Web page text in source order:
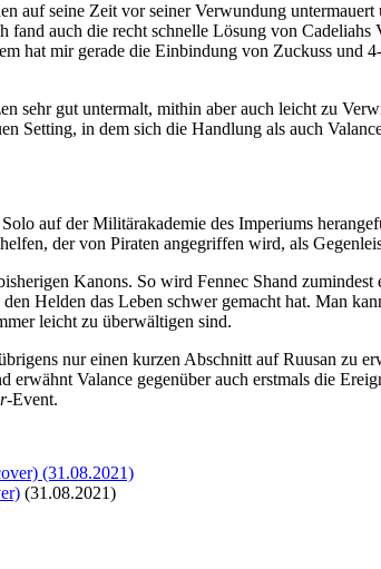
auf seine Zeit vor seiner Verwundung
auch die recht schnelle Lösung von
hat mir gerade die Einbindung von Zuckuss und
sehr gut untermalt, mithin aber auch leicht zu
Setting, in dem sich die Handlung als auch
auf der Militärakademie des Imperiums
der von Piraten angegriffen wird, als
Kanons. So wird Fennec Shand
Helden das Leben schwer gemacht hat. Man
leicht zu überwältigen sind.
nur einen kurzen Abschnitt auf Ruusan zu
Valance gegenüber auch erstmals die
-Event.
(31.08.2021)